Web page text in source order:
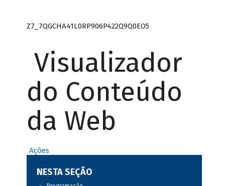
Z7_7QGCHA41L0RP906P422Q9Q0EO5
Visualizador
do Conteúdo
da Web
Ações
NESTA SEÇÃO